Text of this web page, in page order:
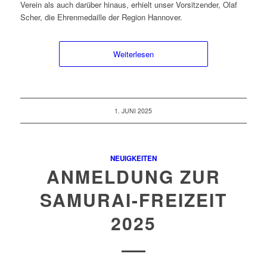
Verein als auch darüber hinaus, erhielt unser Vorsitzender, Olaf
Scher, die Ehrenmedaille der Region Hannover.
Weiterlesen
1. JUNI 2025
NEUIGKEITEN
ANMELDUNG ZUR
SAMURAI-FREIZEIT
2025